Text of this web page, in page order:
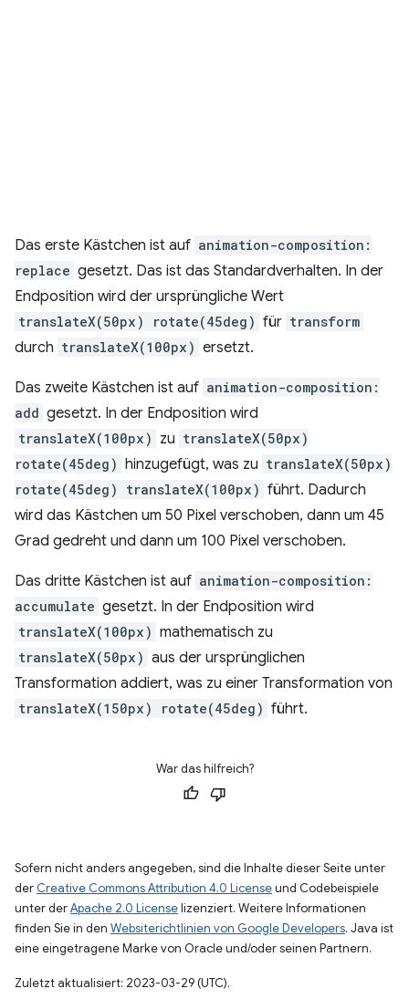
Das erste Kästchen ist auf animation-composition:
replace gesetzt. Das ist das Standardverhalten. In der
Endposition wird der ursprüngliche Wert
translateX(50px) rotate(45deg) für transform
durch translateX(100px) ersetzt.
Das zweite Kästchen ist auf animation-composition:
add gesetzt. In der Endposition wird
translateX(100px) zu translateX(50px)
rotate(45deg) hinzugefügt, was zu translateX(50px)
rotate(45deg) translateX(100px) führt. Dadurch
wird das Kästchen um 50 Pixel verschoben, dann um 45
Grad gedreht und dann um 100 Pixel verschoben.
Das dritte Kästchen ist auf animation-composition:
accumulate gesetzt. In der Endposition wird
translateX(100px) mathematisch zu
translateX(50px) aus der ursprünglichen
Transformation addiert, was zu einer Transformation von
translateX(150px) rotate(45deg) führt.
War das hilfreich?
Sofern nicht anders angegeben, sind die Inhalte dieser Seite unter
der Creative Commons Attribution 4.0 Licenseund Codebeispiele
unter derApache 2.0 Licenselizenziert. Weitere Informationen
finden Sie in den Websiterichtlinien von Google Developers. Java ist
eine eingetragene Marke von Oracle und/oder seinen Partnern.
Zuletzt aktualisiert: 2023-03-29 (UTC).